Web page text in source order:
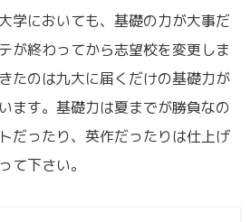
学においても、基礎の力が大事だ
が終わってから志望校を変更しま
たのは九大に届くだけの基礎力が
ます。基礎力は夏までが勝負なの
だったり、英作だったりは仕上げ
て下さい。